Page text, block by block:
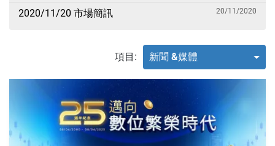
2020/11/20 市場簡訊 20/11/2020
項目: 新聞 &媒體